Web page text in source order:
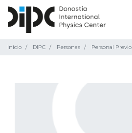
Inicio DIPC Personas Personal Previo